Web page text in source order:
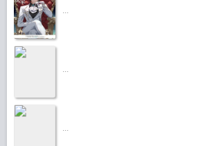
...
...
...